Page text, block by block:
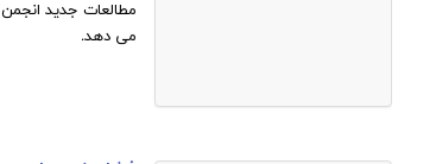
می دهد.